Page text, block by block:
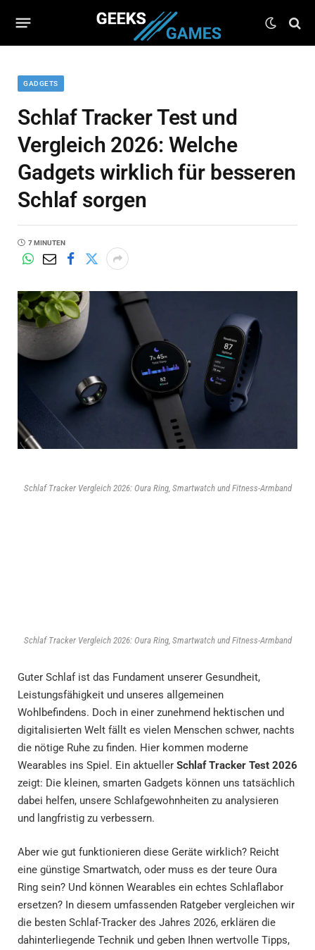
GADGETS
Schlaf Tracker Test und
Vergleich 2026: Welche
Gadgets wirklich für besseren
Schlaf sorgen
7 MINUTEN
Schlaf Tracker Vergleich 2026: Oura Ring, Smartwatch und Fitness-Armband
Schlaf Tracker Vergleich 2026: Oura Ring, Smartwatch und Fitness-Armband
Guter Schlaf ist das Fundament unserer Gesundheit,
Leistungsfähigkeit und unseres allgemeinen
Wohlbefindens. Doch in einer zunehmend hektischen und
digitalisierten Welt fällt es vielen Menschen schwer, nachts
die nötige Ruhe zu finden. Hier kommen moderne
Wearables ins Spiel. Ein aktueller Schlaf Tracker Test 2026
zeigt: Die kleinen, smarten Gadgets können uns tatsächlich
dabei helfen, unsere Schlafgewohnheiten zu analysieren
und langfristig zu verbessern.
Aber wie gut funktionieren diese Geräte wirklich? Reicht
eine günstige Smartwatch, oder muss es der teure Oura
Ring sein? Und können Wearables ein echtes Schlaflabor
ersetzen? In diesem umfassenden Ratgeber vergleichen wir
die besten Schlaf-Tracker des Jahres 2026, erklären die
dahinterliegende Technik und geben Ihnen wertvolle Tipps,